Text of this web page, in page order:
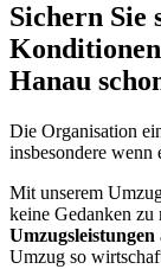
Sichern Sie
Hanau
Die Organisation
insbesondere wenn
Mit unserem
keine Gedanken
Umzugsleistungen
Umzug so